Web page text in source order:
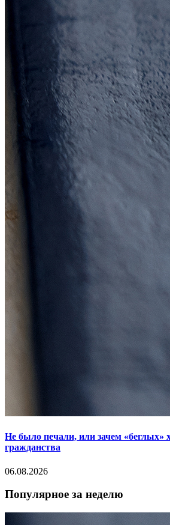
Не было печали, или зачем «беглых»
гражданства
06.08.2026
Популярное за неделю